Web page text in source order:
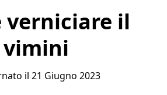
verniciare il
vimini
il 21 Giugno 2023